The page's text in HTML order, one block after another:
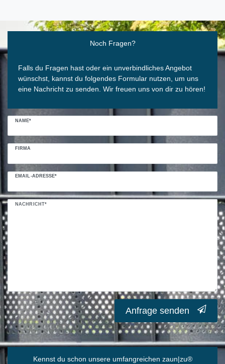
Noch Fragen?
Falls du Fragen hast oder ein unverbindliches Angebot
wünschst, kannst du folgendes Formular nutzen, um uns
eine Nachricht zu senden. Wir freuen uns von dir zu hören!
NAME*
FIRMA
EMAIL-ADRESSE*
NACHRICHT*
Ceres::Template.mailFormHoneypotLabel
Anfrage senden
Kennst du schon unsere umfangreichen zaun|zu®